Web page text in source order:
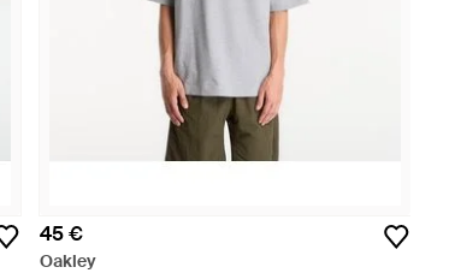
45 €
Oakley